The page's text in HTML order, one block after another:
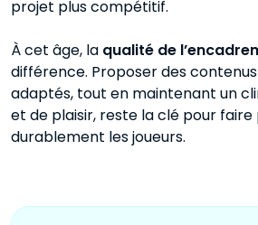
projet plus compétitif.
À cet âge, la qualité de
différence. Proposer des
adaptés, tout en maintenant un
et de plaisir, reste la clé pour
durablement les joueurs.